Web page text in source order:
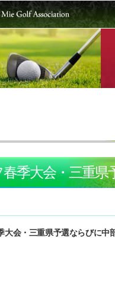
春季大会・三重
大会・三重県予選ならびに